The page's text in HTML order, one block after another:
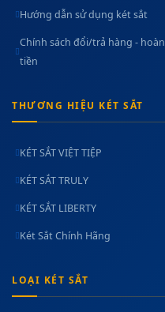
Hướng dẫn sử dụng két sắt
Chính sách đổi/trả hàng - hoàn
tiền
THƯƠNG HIỆU KÉT SẮT
KÉT SẮT VIỆT TIỆP
KÉT SẮT TRULY
KÉT SẮT LIBERTY
Két Sắt Chính Hãng
LOẠI KÉT SẮT